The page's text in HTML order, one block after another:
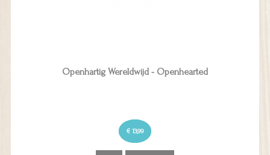
Openhartig Wereldwijd - Openhearted
€ 13,99